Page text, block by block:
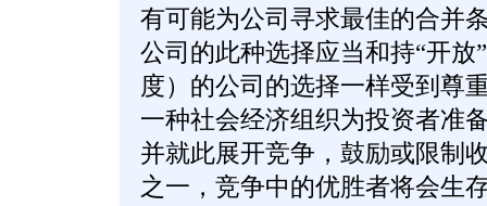
有可能为公司寻求最佳的合并
公司的此种选择应当和持“开
度）的公司的选择一样受到尊
一种社会经济组织为投资者准
并就此展开竞争，鼓励或限制
之一，竞争中的优胜者将会生